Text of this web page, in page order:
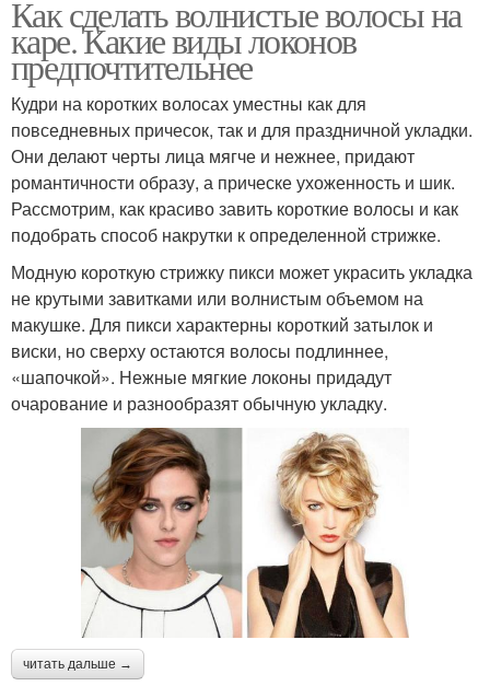
Как сделать волнистые волосы на
каре. Какие виды локонов
предпочтительнее
Кудри на коротких волосах уместны как для
повседневных причесок, так и для праздничной укладки.
Они делают черты лица мягче и нежнее, придают
романтичности образу, а прическе ухоженность и шик.
Рассмотрим, как красиво завить короткие волосы и как
подобрать способ накрутки к определенной стрижке.
Модную короткую стрижку пикси может украсить укладка
не крутыми завитками или волнистым объемом на
макушке. Для пикси характерны короткий затылок и
виски, но сверху остаются волосы подлиннее,
«шапочкой». Нежные мягкие локоны придадут
очарование и разнообразят обычную укладку.
читать дальше →